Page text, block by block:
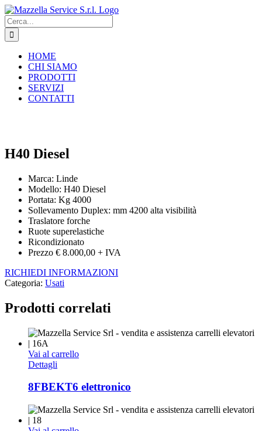
Salta
al
contenuto
Cerca
per:
HOME
CHI SIAMO
PRODOTTI
SERVIZI
CONTATTI
H40 Diesel
Marca: Linde
Modello: H40 Diesel
Portata: Kg 4000
Sollevamento Duplex: mm 4200 alta visibilità
Traslatore forche
Ruote superelastiche
Ricondizionato
Prezzo € 8.000,00 + IVA
RICHIEDI INFORMAZIONI
Categoria: Usati
Prodotti correlati
Vai al carrello
Dettagli
8FBEKT6 elettronico